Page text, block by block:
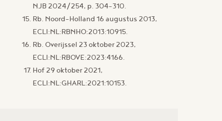
NJB 2024/254, p. 304-310.
Rb. Noord-Holland 16 augustus 2013,
ECLI:NL:RBNHO:2013:10915.
Rb. Overijssel 23 oktober 2023,
ECLI:NL:RBOVE:2023:4166.
Hof 29 oktober 2021,
ECLI:NL:GHARL:2021:10153.